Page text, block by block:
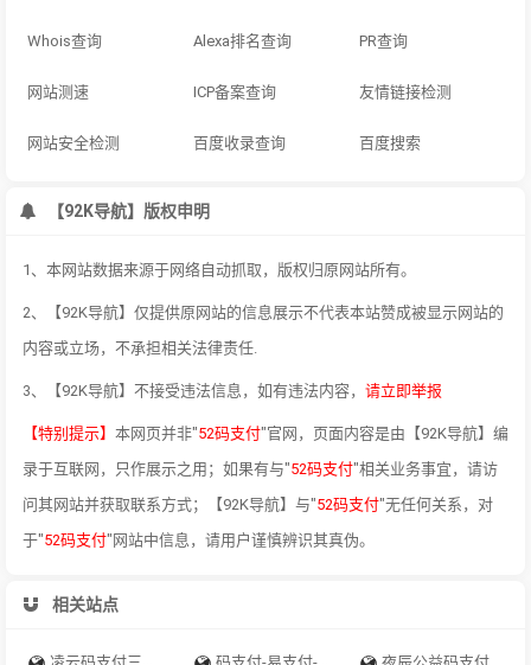
Whois查询 Alexa排名查询 PR查询
网站测速 ICP备案查询 友情链接检测
网站安全检测 百度收录查询 百度搜索
【92K导航】版权申明
1、本网站数据来源于网络自动抓取，版权归原网站所有。
2、【92K导航】仅提供原网站的信息展示不代表本站赞成被显示网站的
内容或立场，不承担相关法律责任.
3、【92K导航】不接受违法信息，如有违法内容， 请立即举报
【特别提示】 本网页并非"52码支付"官网，页面内容是由【92K导航】编
录于互联网，只作展示之用；如果有与"52码支付"相关业务事宜，请访
问其网站并获取联系方式；【92K导航】与"52码支付"无任何关系，对
于"52码支付"网站中信息，请用户谨慎辨识其真伪。
相关站点